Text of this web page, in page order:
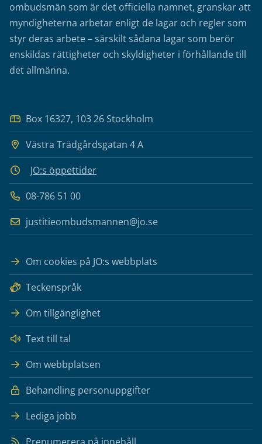
ombudsmän som är det officiella namnet, granskar att
myndigheterna arbetar enligt de lagar och regler som
styr deras arbete – särskilt sådana lagar som berör
enskildas rättigheter och skyldigheter i förhållande till
det allmänna.
Box 16327, 103 26 Stockholm
Västra Trädgårdsgatan 4 A
JO:s öppettider
08-786 51 00
justitieombudsmannen@jo.se
Om cookies på JO:s webbplats
Teckenspråk
Om tillgänglighet
Text till tal
Om webbplatsen
Behandling personuppgifter
Lediga jobb